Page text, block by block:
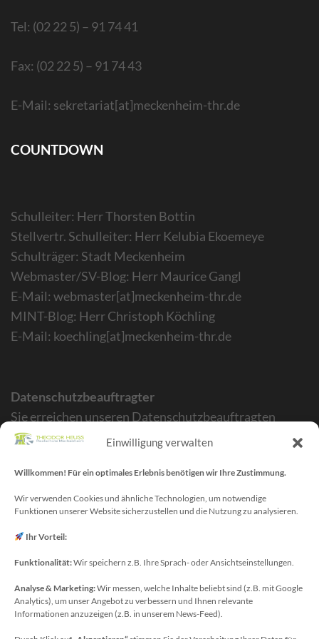
Einwilligung verwalten
Willkommen! Für ein optimales Erlebnis benötigen wir Ihre Zustimmung.
Wir verwenden Cookies und ähnliche Technologien, um notwendige
Funktionen unserer Website sicherzustellen und die Nutzung zu analysieren.
Ihr Vorteil:
Funktionalität:Wir speichern z.B. Ihre Sprach- oder Ansichtseinstellungen.
Analyse & Marketing:Wir messen, welche Inhalte beliebt sind (z.B. mit Google
Analytics), um unser Angebot zu verbessern und Ihnen relevante
Informationen anzuzeigen (z.B. in unserem News-Feed).
Tel: (02 22 5) – 91 74 41
Fax: (02 22 5) – 91 74 43
E-Mail: sekretariat[at]meckenheim-thr.de
COUNTDOWN
Schulleiter: Herr Thorsten Bottin
Stellvertr. Schulleiter: Herr Kelubia Ekoemeye
Schulträger: Stadt Meckenheim
Webmaster/SV-Blog: Herr Maurice Gangl
E-Mail: webmaster[at]meckenheim-thr.de
MINT-Blog: Herr Christoph Köchling
E-Mail: koechling[at]meckenheim-thr.de
Datenschutzbeauftragter
Sie erreichen unseren Datenschutzbeauftragten
unter:
Schulamt für den Rhein-Sieg Kreis
Kaiser-Wilhelm-Platz 1
53721 Siegburg
Deutschland
Telefon: +49(0)2241-13-0